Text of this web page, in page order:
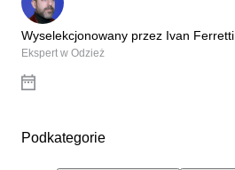
Wyselekcjonowany przez Ivan Ferretti
Ekspert w Odzież
Podkategorie